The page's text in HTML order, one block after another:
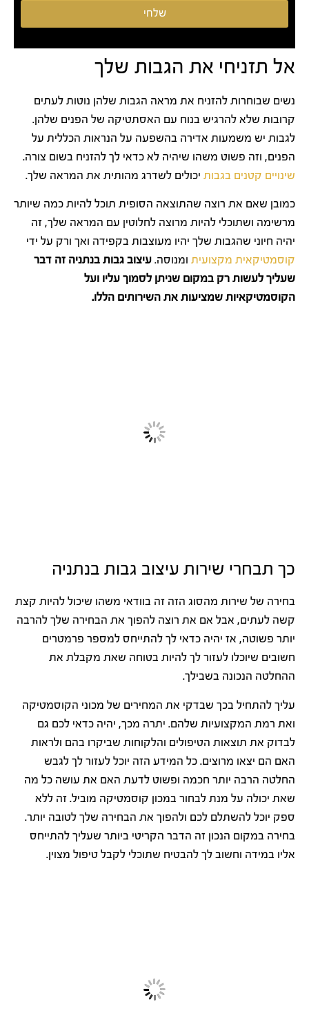
שלחי
אל תזניחי את הגבות שלך
נשים שבוחרות להזניח את מראה הגבות שלהן נוטות לעתים
קרובות שלא להרגיש בנוח עם האסתטיקה של הפנים שלהן.
לגבות יש משמעות אדירה בהשפעה על הנראות הכללית על
הפנים, וזה פשוט משהו שיהיה לא כדאי לך להזניח בשום צורה.
שינויים קטנים בגבות יכולים לשדרג מהותית את המראה שלך.
כמובן שאם את רוצה שהתוצאה הסופית תוכל להיות כמה שיותר
מרשימה ושתוכלי להיות מרוצה לחלוטין עם המראה שלך, זה
יהיה חיוני שהגבות שלך יהיו מעוצבות בקפידה ואך ורק על ידי
קוסמטיקאית מקצועית ומנוסה. עיצוב גבות בנתניה זה דבר
שעליך לעשות רק במקום שניתן לסמוך עליו ועל
הקוסמטיקאיות שמציעות את השירותים הללו.
כך תבחרי שירות עיצוב גבות בנתניה
בחירה של שירות מהסוג הזה זה בוודאי משהו שיכול להיות קצת
קשה לעתים, אבל אם את רוצה להפוך את הבחירה שלך להרבה
יותר פשוטה, אז יהיה כדאי לך להתייחס למספר פרמטרים
חשובים שיוכלו לעזור לך להיות בטוחה שאת מקבלת את
ההחלטה הנכונה בשבילך.
עליך להתחיל בכך שבדקי את המחירים של מכוני הקוסמטיקה
ואת רמת המקצועיות שלהם. יתרה מכך, יהיה כדאי לכם גם
לבדוק את תוצאות הטיפולים והלקוחות שביקרו בהם ולראות
האם הם יצאו מרוצים. כל המידע הזה יוכל לעזור לך לגבש
החלטה הרבה יותר חכמה ופשוט לדעת האם את עושה כל מה
שאת יכולה על מנת לבחור במכון קוסמטיקה מוביל. זה ללא
ספק יוכל להשתלם לכם ולהפוך את הבחירה שלך לטובה יותר.
בחירה במקום הנכון זה הדבר הקריטי ביותר שעליך להתייחס
אליו במידה וחשוב לך להבטיח שתוכלי לקבל טיפול מצוין.